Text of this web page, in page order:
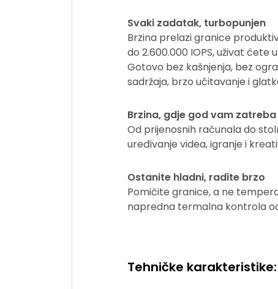
Svaki zadatak, turbopunjen
Brzina prelazi granice
do 2.600.000 IOPS, uživat
Gotovo bez kašnjenja, bez
sadržaja, brzo učitavanje i
Brzina, gdje god vam zatreba
Od prijenosnih računala do
uređivanje videa, igranje i
Ostanite hladni, radite brzo
Pomičite granice, a ne
napredna termalna kontrola
Tehničke karakteristike: